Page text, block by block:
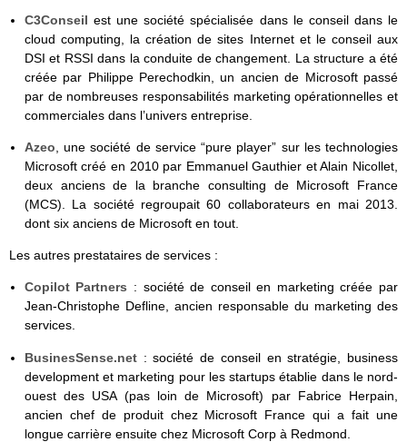
C3Conseilest une société spécialisée dans le conseil dans le
cloud computing, la création de sites Internet et le conseil aux
DSI et RSSI dans la conduite de changement. La structure a été
créée par Philippe Perechodkin, un ancien de Microsoft passé
par de nombreuses responsabilités marketing opérationnelles et
commerciales dans l’univers entreprise.
Azeo, une société de service “pure player” sur les technologies
Microsoft créé en 2010 par Emmanuel Gauthier et Alain Nicollet,
deux anciens de la branche consulting de Microsoft France
(MCS). La société regroupait 60 collaborateurs en mai 2013.
dont six anciens de Microsoft en tout.
Les autres prestataires de services :
Copilot Partners : société de conseil en marketing créée par
Jean-Christophe Defline, ancien responsable du marketing des
services.
BusinesSense.net : société de conseil en stratégie, business
development et marketing pour les startups établie dans le nord-
ouest des USA (pas loin de Microsoft) par Fabrice Herpain,
ancien chef de produit chez Microsoft France qui a fait une
longue carrière ensuite chez Microsoft Corp à Redmond.